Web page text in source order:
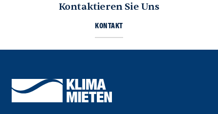
Kontaktieren Sie Uns
KONTAKT